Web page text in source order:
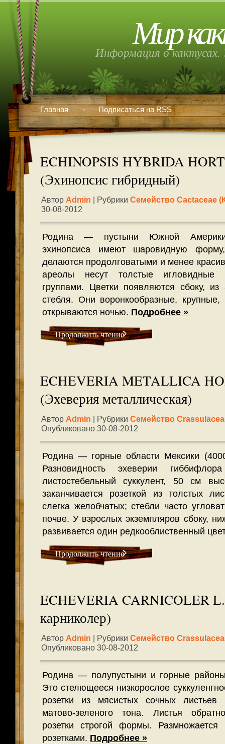
Мир
Информация о кактусах.
Главная Подписаться на RSS
ECHINOPSIS HYBRIDA
(Эхинопсис гибридный)
Автор Admin | Рубрики Семейство Cactaceae
30-08-2012
Родина — пустыни Южной
эхинопсиса имеют шаровидную
делаются продолговатыми и менее
ареолы несут толстые игловидные
группами. Цветки появляются сбоку,
стебля. Они воронкообразные, крупные,
открываются ночью. Подробнее »
Продолжить чтение
ECHEVERIA METALLICA
(Эхеверия металлическая)
Автор Admin | Рубрики Семейство
Опубликовано 30-08-2012
Родина — горные области Мексики
Разновидность эхеверии
листостебельный суккулент, 50 см
заканчивается розеткой из толстых
слегка желобчатых; стебли часто
почве. У взрослых экземпляров сбоку,
развивается один редкооблиственный
Продолжить чтение
ECHEVERIA CARNICOLER
карниколер)
Автор Admin | Рубрики Семейство
Опубликовано 30-08-2012
Родина — полупустыни и горные
Это стелющееся низкорослое
розетки из мясистых сочных
матово-зеленого тона. Листья
розетки строгой формы.
розетками. Подробнее »